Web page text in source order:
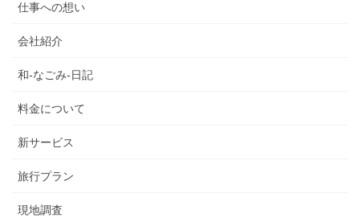
仕事への想い
会社紹介
和-なごみ-日記
料金について
新サービス
旅行プラン
現地調査